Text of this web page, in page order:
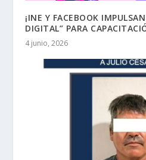
¡INE Y FACEBOOK
DIGITAL” PARA
4 junio, 2026